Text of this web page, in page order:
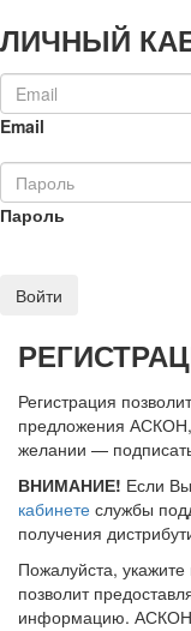
ЛИЧНЫЙ
Email
Пароль
Войти
Регистрация
предложения
желании —
ВНИМАНИЕ! Если Вы
кабинете службы
получения
Пожалуйста,
позволит
информацию. АСКОН